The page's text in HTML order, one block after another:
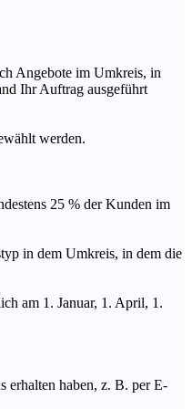
Angebote im Umkreis, in
Ihr Auftrag ausgeführt
werden.
25 % der Kunden im
in dem Umkreis, in dem die
am 1. Januar, 1. April, 1.
erhalten haben, z. B. per E-